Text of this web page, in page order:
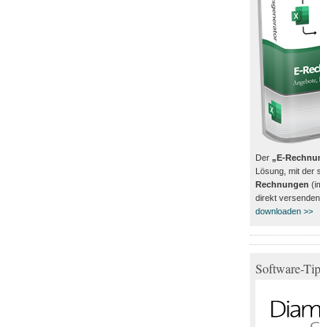
Der „E-
Lösung, mit der
Rechnungen
direkt
downloaden >>
Software-